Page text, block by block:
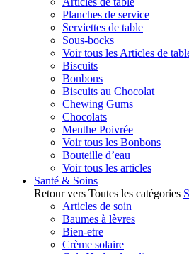
Planches de service
Serviettes de table
Sous-bocks
Voir tous les Articles de
Biscuits
Bonbons
Biscuits au Chocolat
Chewing Gums
Chocolats
Menthe Poivrée
Voir tous les Bonbons
Bouteille d’eau
Voir tous les articles
Santé & Soins
Retour vers Toutes les catégories
Articles de soin
Baumes à lèvres
Bien-etre
Crème solaire